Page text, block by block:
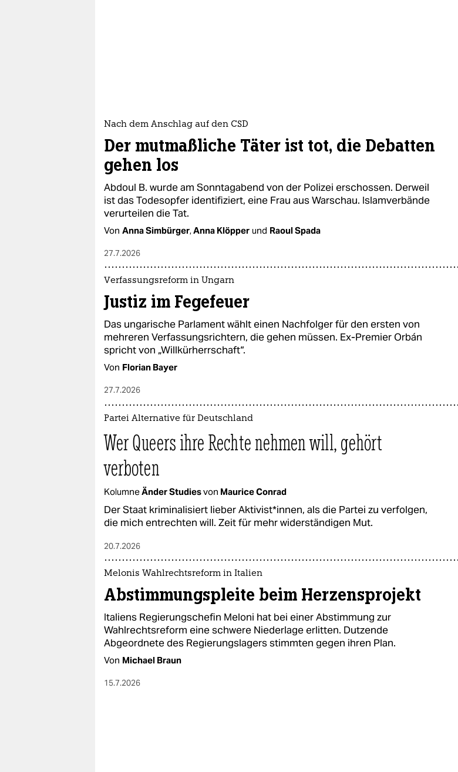
Nach dem Anschlag auf den CSD
Der mutmaßliche Täter ist tot, die Debatten
gehen los
Abdoul B. wurde am Sonntagabend von der Polizei erschossen. Derweil
ist das Todesopfer identifiziert, eine Frau aus Warschau. Islamverbände
verurteilen die Tat.
Von Anna Simbürger,Anna Klöpper und Raoul Spada
27.7.2026
Verfassungsreform in Ungarn
Justiz im Fegefeuer
Das ungarische Parlament wählt einen Nachfolger für den ersten von
mehreren Verfassungsrichtern, die gehen müssen. Ex-Premier Orbán
spricht von „Willkürherrschaft“.
Von Florian Bayer
27.7.2026
Partei Alternative für Deutschland
Wer Queers ihre Rechte nehmen will, gehört
verboten
KolumneÄnder Studiesvon Maurice Conrad
Der Staat kriminalisiert lieber Aktivist*innen, als die Partei zu verfolgen,
die mich entrechten will. Zeit für mehr widerständigen Mut.
20.7.2026
Melonis Wahlrechtsreform in Italien
Abstimmungspleite beim Herzensprojekt
Italiens Regierungschefin Meloni hat bei einer Abstimmung zur
Wahlrechtsreform eine schwere Niederlage erlitten. Dutzende
Abgeordnete des Regierungslagers stimmten gegen ihren Plan.
Von Michael Braun
15.7.2026